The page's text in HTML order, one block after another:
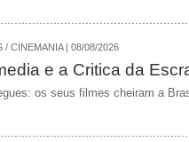
/ CINEMANIA | 08/08/2026
e a Critica da
os seus filmes cheiram a